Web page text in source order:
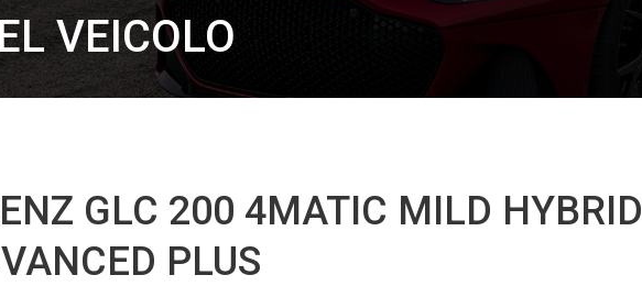
VEICOLO
GLC 200 4MATIC MILD HYBRID
PLUS